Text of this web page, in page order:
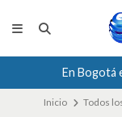
En Bogotá
Inicio Todos